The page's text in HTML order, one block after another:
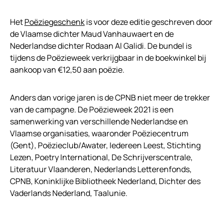
HetPoëziegeschenkis voor deze editie geschreven door
de Vlaamse dichter Maud Vanhauwaert en de
Nederlandse dichter Rodaan Al Galidi. De bundel is
tijdens de Poëzieweek verkrijgbaar in de boekwinkel bij
aankoop van €12,50 aan poëzie.
Anders dan vorige jaren is de CPNB niet meer de trekker
van de campagne. De Poëzieweek 2021 is een
samenwerking van verschillende Nederlandse en
Vlaamse organisaties, waaronder Poëziecentrum
(Gent), Poëzieclub/Awater, Iedereen Leest, Stichting
Lezen, Poetry International, De Schrijverscentrale,
Literatuur Vlaanderen, Nederlands Letterenfonds,
CPNB, Koninklijke Bibliotheek Nederland, Dichter des
Vaderlands Nederland, Taalunie.